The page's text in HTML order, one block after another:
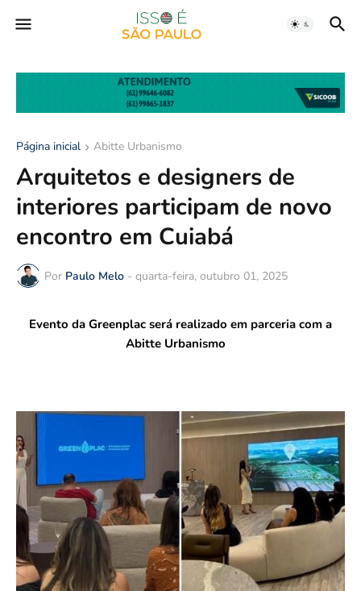
Página inicial Abitte Urbanismo
Arquitetos e designers de
interiores participam de novo
encontro em Cuiabá
Por Paulo Melo - quarta-feira, outubro 01, 2025
Evento da Greenplac será realizado em parceria com a
Abitte Urbanismo